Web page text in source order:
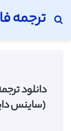
ترجمه فا
جستجو برای
دانلود